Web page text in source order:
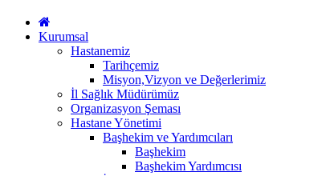
Kurumsal
Hastanemiz
Tarihçemiz
Misyon,Vizyon ve Değerlerimiz
İl Sağlık Müdürümüz
Organizasyon Şeması
Hastane Yönetimi
Başhekim ve Yardımcıları
Başhekim
Başhekim Yardımcısı